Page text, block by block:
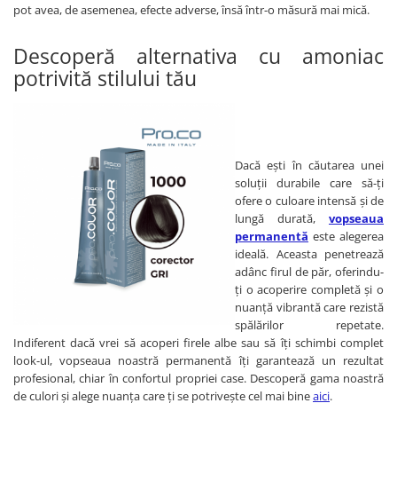
Agrafe de par
Pulverizatoare
Elastice de par
Permanent par
Cordelute de par
Burete pentru coc
Bandane | turbane
Suporturi ustensile
Echipament lucru salon
Accesorii curatare perii si piepteni
Cap manechin par natural
Trepiede cap manechin
Foarfece de tuns
pot avea, de asemenea, efecte adverse, însă într-o măsură mai mică.
Descoperă alternativa cu amoniac
potrivită stilului tău
Dacă ești în căutarea unei
soluții durabile care să-ți
ofere o culoare intensă și de
lungă durată, vopseaua
permanentă este alegerea
ideală. Aceasta penetrează
adânc firul de păr, oferindu-
ți o acoperire completă și o
nuanță vibrantă care rezistă
spălărilor repetate.
Indiferent dacă vrei să acoperi firele albe sau să îți schimbi complet
look-ul, vopseaua noastră permanentă îți garantează un rezultat
profesional, chiar în confortul propriei case. Descoperă gama noastră
de culori și alege nuanța care ți se potrivește cel mai bineaici.